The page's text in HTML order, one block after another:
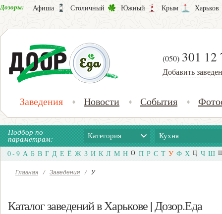
Дозоры: Афиша Столичный Южный Крым Харьков
(050) 301 12
Добавить
Заведения Новости События
Подбор по
параметрам: Категория Кухня
0 - 9 А Б В Г Д Е Ё Ж З И К Л М Н О П Р С Т У Ф Х Ц Ч Ш
Главная / Заведения / У
Каталог заведений в Харькове | Дозор.Еда